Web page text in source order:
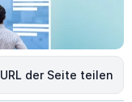
URL der Seite teilen